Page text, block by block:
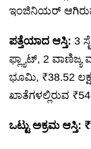
ಇಂಜಿನಿಯರ್
ಪತ್ತೆಯಾದ ಆಸ್ತಿ: 3
ಫ್ಲ್ಯಾಟ್‌, 2 ವಾಣಿಜ್ಯ
ಭೂಮಿ, ₹38.52
ಖಾತೆಗಳಲ್ಲಿರುವ
ಒಟ್ಟು ಅಕ್ರಮ ಆಸ್ತಿ: